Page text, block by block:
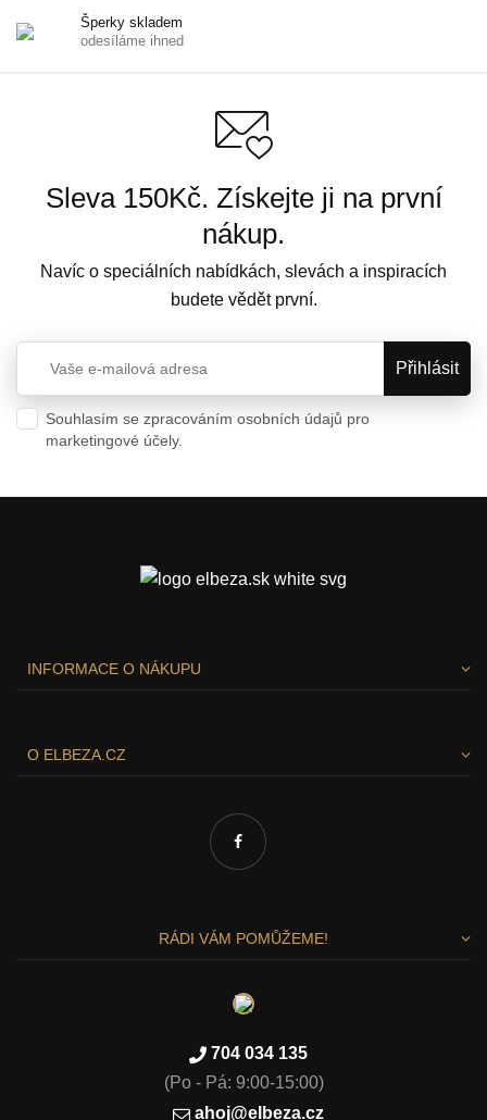
Šperky skladem
odesíláme ihned
Sleva 150Kč. Získejte ji na první
nákup.
Navíc o speciálních nabídkách, slevách a inspiracích
budete vědět první.
Souhlasím se zpracováním osobních údajů pro
marketingové účely.
INFORMACE O NÁKUPU
O ELBEZA.CZ
RÁDI VÁM POMŮŽEME!
704 034 135
(Po - Pá: 9:00-15:00)
ahoj@elbeza.cz
Vážíme si vašeho soukromí
Tato stránka používá cookies, aby vám nabídla skvělý zážitek